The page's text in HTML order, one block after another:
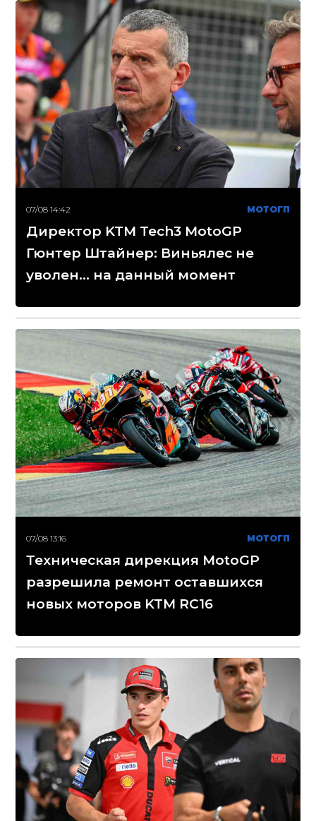
07/08 14:42 МОТОГП
Директор KTM Tech3 MotoGP
Гюнтер Штайнер: Виньялес не
уволен... на данный момент
07/08 13:16 МОТОГП
Техническая дирекция MotoGP
разрешила ремонт оставшихся
новых моторов KTM RC16